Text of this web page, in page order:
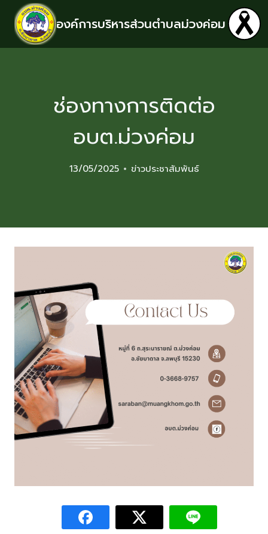
องค์การบริหารส่วนตำบลม่วงค่อม
ช่องทางการติดต่อ
อบต.ม่วงค่อม
13/05/2025 ข่าวประชาสัมพันธ์